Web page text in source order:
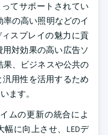
てサポートされてい
の高い照明などのイ
スプレイの魅力に貢
対効果の高い広告ソ
果、ビジネスや公共の
用性を活用するため
ます。
ムの更新の統合によ
幅に向上させ、LEDデ